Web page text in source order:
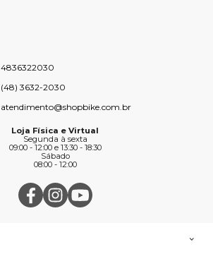
4836322030
(48) 3632-2030
atendimento@shopbike.com.br
Loja Física e Virtual
Segunda à sexta
09:00 - 12:00 e 13:30 - 18:30
Sábado
08:00 - 12:00